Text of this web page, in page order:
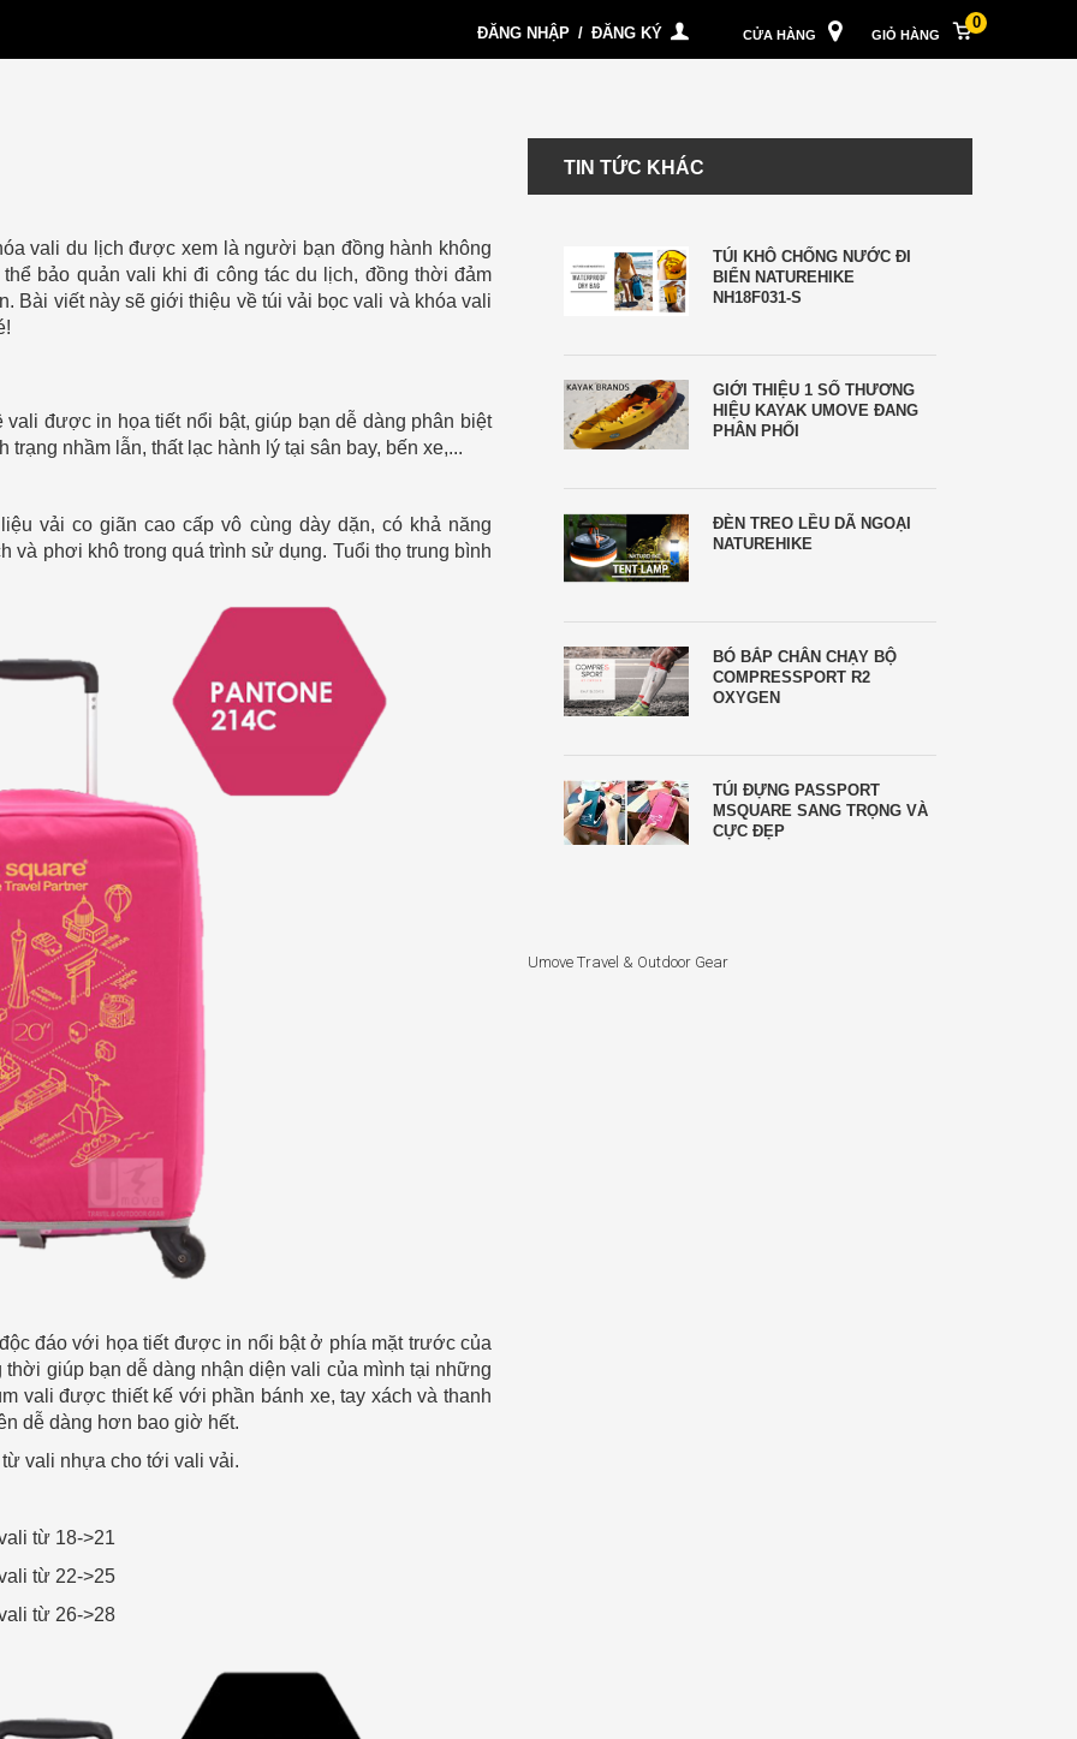
ĐĂNG NHẬP / ĐĂNG KÝ CỬA HÀNG GIỎ HÀNG
0
vali du lịch được xem là người bạn đồng hành không
bảo quản vali khi đi công tác du lịch, đồng thời đảm
Bài viết này sẽ giới thiệu về túi vải bọc vali và khóa vali
được in họa tiết nổi bật, giúp bạn dễ dàng phân biệt
trạng nhầm lẫn, thất lạc hành lý tại sân bay, bến xe,...
vải co giãn cao cấp vô cùng dày dặn, có khả năng
phơi khô trong quá trình sử dụng. Tuổi thọ trung bình
đáo với họa tiết được in nổi bật ở phía mặt trước của
giúp bạn dễ dàng nhận diện vali của mình tại những
vali được thiết kế với phần bánh xe, tay xách và thanh
dễ dàng hơn bao giờ hết.
vali nhựa cho tới vali vải.
từ 18->21
từ 22->25
từ 26->28
TIN TỨC KHÁC
TÚI KHÔ CHỐNG NƯỚC ĐI
BIỂN NATUREHIKE
NH18F031-S
GIỚI THIỆU 1 SỐ THƯƠNG
HIỆU KAYAK UMOVE ĐANG
PHÂN PHỐI
ĐÈN TREO LỀU DÃ NGOẠI
NATUREHIKE
BÓ BẮP CHÂN CHẠY BỘ
COMPRESSPORT R2
OXYGEN
TÚI ĐỰNG PASSPORT
MSQUARE SANG TRỌNG VÀ
CỰC ĐẸP
Umove Travel & Outdoor Gear